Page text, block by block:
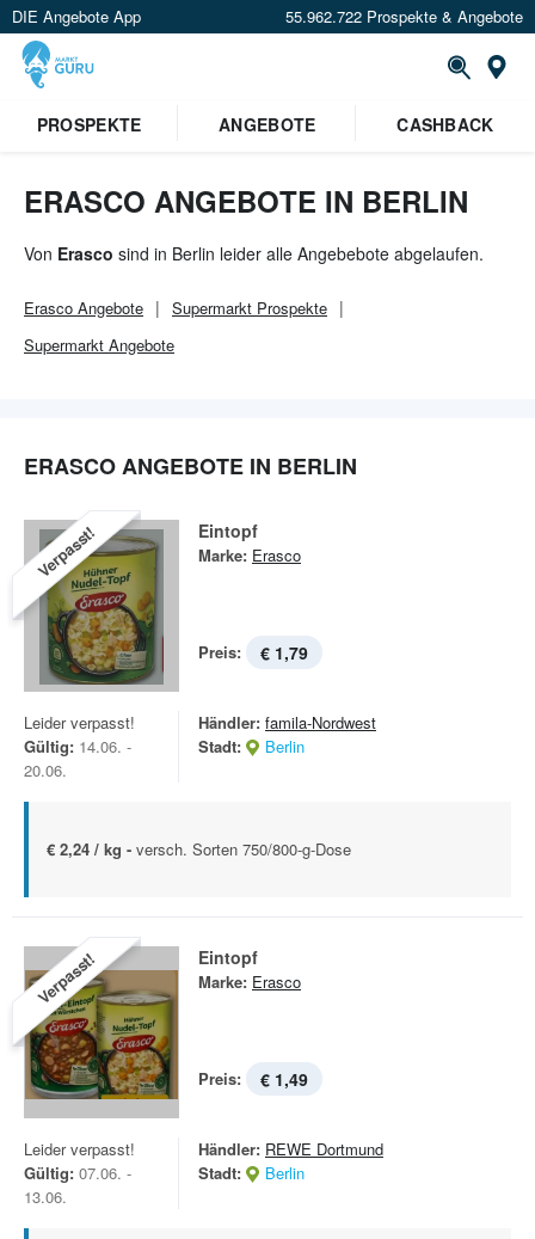
DIE Angebote App 55.962.722 Prospekte & Angebote
PROSPEKTE ANGEBOTE CASHBACK
ERASCO ANGEBOTE IN BERLIN
Von Erasco sind in Berlin leider alle Angebebote abgelaufen.
Erasco Angebote Supermarkt Prospekte
Supermarkt Angebote
ERASCO ANGEBOTE IN BERLIN
Verpasst! Eintopf
Marke: Erasco
Preis: € 1,79
Leider verpasst!
Gültig: 14.06. -
20.06.
Händler: famila-Nordwest
Stadt:
Berlin
€ 2,24 / kg - versch. Sorten 750/800-g-Dose
Verpasst! Eintopf
Marke: Erasco
Preis: € 1,49
Leider verpasst!
Gültig: 07.06. -
13.06.
Händler: REWE Dortmund
Stadt:
Berlin